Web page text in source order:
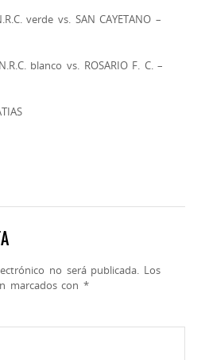
verde vs. SAN CAYETANO –
blanco vs. ROSARIO F. C. –
no será publicada. Los
marcados con *